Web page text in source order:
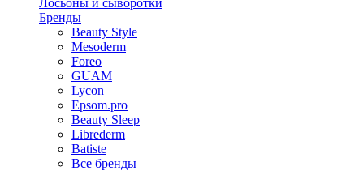
Лосьоны и сыворотки
Бренды
Beauty Style
Mesoderm
Foreo
GUAM
Lycon
Epsom.pro
Beauty Sleep
Librederm
Batiste
Все бренды